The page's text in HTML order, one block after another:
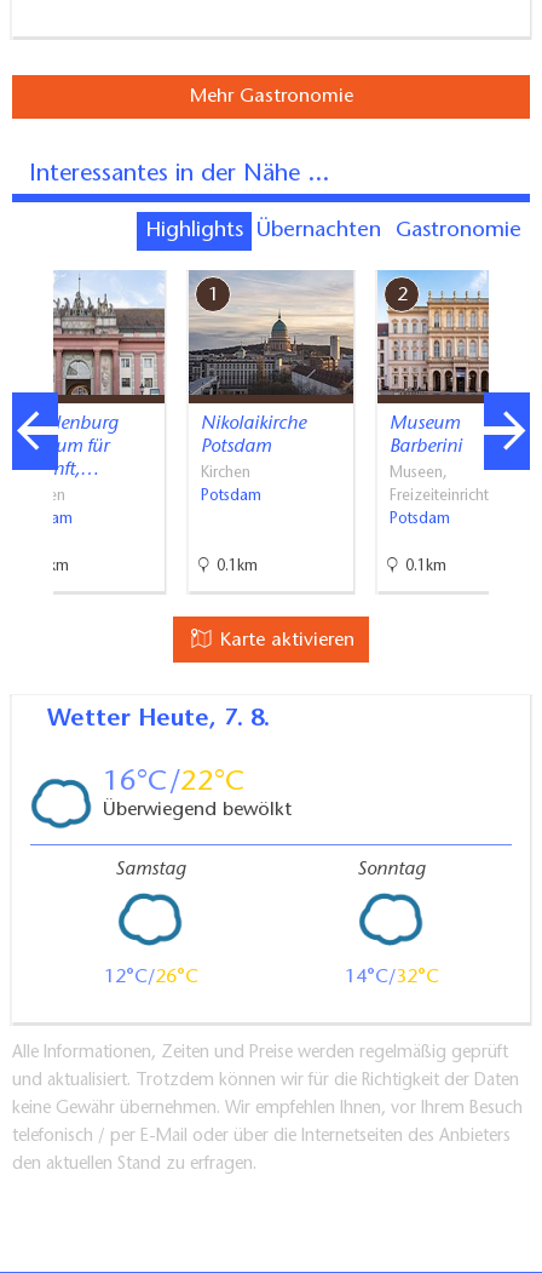
Mehr Gastronomie
Interessantes in der Nähe ...
Highlights Übernachten Gastronomie
Brandenburg
Museum für
Zukunft,…
Museen
Potsdam
0.4km
1
Nikolaikirche
Potsdam
Kirchen
Potsdam
0.1km
2
Museum
Barberini
Museen,
Freizeiteinrichtu…
Potsdam
0.1km
Karte aktivieren
Wetter Heute, 7. 8.
16 22
Überwiegend bewölkt
Samstag
12 26
Sonntag
14 32
Alle Informationen, Zeiten und Preise werden regelmäßig geprüft
und aktualisiert. Trotzdem können wir für die Richtigkeit der Daten
keine Gewähr übernehmen. Wir empfehlen Ihnen, vor Ihrem Besuch
telefonisch / per E-Mail oder über die Internetseiten des Anbieters
den aktuellen Stand zu erfragen.